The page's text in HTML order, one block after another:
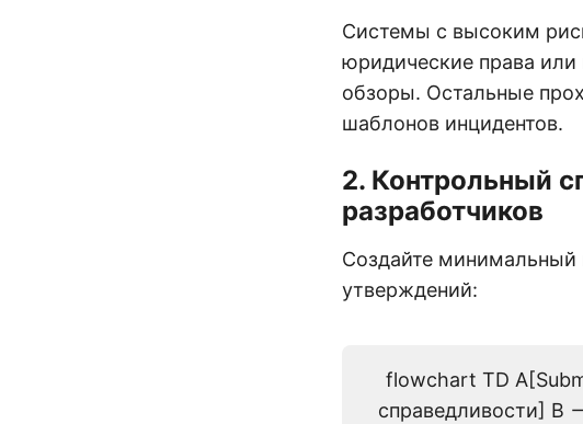
Системы с высоким
юридические права
обзоры. Остальные
шаблонов инцидентов.
2. Контрольный
разработчиков
Создайте минимальный
утверждений:
flowchart TD
справедливости] B